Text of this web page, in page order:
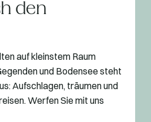
den
auf kleinstem Raum
und Bodensee steht
Aufschlagen, träumen und
Werfen Sie mit uns